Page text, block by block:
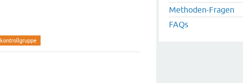
kontrollgruppe
Methoden-Fragen
FAQs